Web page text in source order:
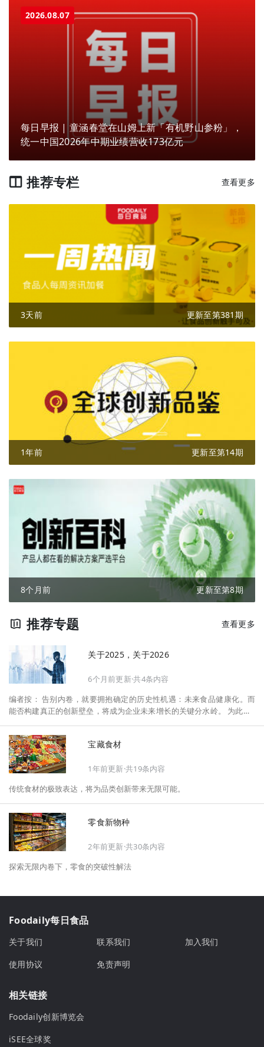
2026.08.07
每日早报 | 童涵春堂在山姆上新「有机野山参粉」，
统一中国2026年中期业绩营收173亿元
推荐专栏 查看更多
3天前 更新至第381期
1年前 更新至第14期
8个月前 更新至第8期
推荐专题 查看更多
关于2025，关于2026
6个月前更新·共4条内容
编者按： 告别内卷，就要拥抱确定的历史性机遇：未来食品健康化。而
能否构建真正的创新壁垒，将成为企业未来增长的关键分水岭。 为此，F
将以“创新产品”透视“未来机会”，以全球视野探寻中国机遇、增长解法，
拆解年度标杆的增长逻辑与谋篇布局，深挖“药食同源”“低GI”“老龄营
养”“清洁标签”等热门赛道的爆品基因，从趋势预判、品类创新、未来增长
机会、企业战略布局以及渠道变革等，为行业提供务实、前瞻的开年创新
宝藏食材
1年前更新·共19条内容
传统食材的极致表达，将为品类创新带来无限可能。
零食新物种
2年前更新·共30条内容
探索无限内卷下，零食的突破性解法
Foodaily每日食品
关于我们 联系我们
加入我们
使用协议
免责声明
相关链接
Foodaily创新博览会
iSEE全球奖